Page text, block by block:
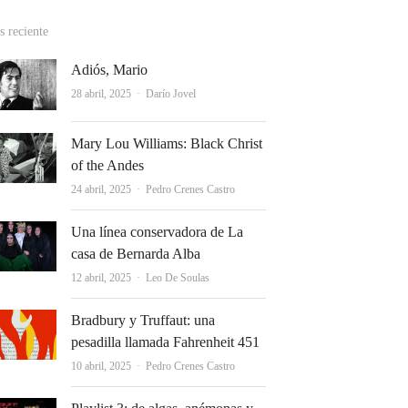
reciente
Adiós, Mario
28 abril, 2025 Autor
Darío Jovel
Mary Lou Williams: Black Christ
of the Andes
24 abril, 2025 Autor
Pedro Crenes Castro
Una línea conservadora de La
casa de Bernarda Alba
12 abril, 2025 Autor
Leo De Soulas
Bradbury y Truffaut: una
pesadilla llamada Fahrenheit 451
10 abril, 2025 Autor
Pedro Crenes Castro